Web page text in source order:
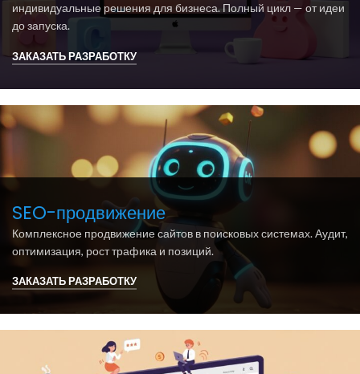
индивидуальные решения для бизнеса. Полный цикл — от идеи
до запуска.
ЗАКАЗАТЬ РАЗРАБОТКУ
SEO-продвижение
Комплексное продвижение сайтов в поисковых системах. Аудит,
оптимизация, рост трафика и позиций.
ЗАКАЗАТЬ РАЗРАБОТКУ